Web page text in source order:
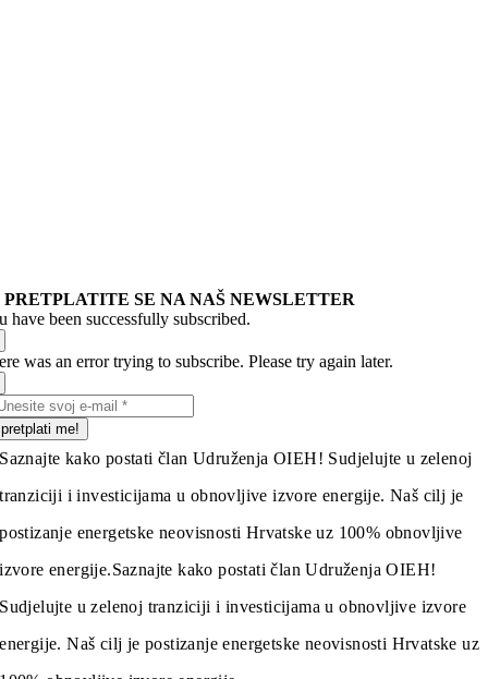
PRETPLATITE SE NA NAŠ NEWSLETTER
have been successfully subscribed.
was an error trying to subscribe. Please try again later.
pretplati me!
Saznajte kako postati član Udruženja OIEH! Sudjelujte u zelenoj
tranziciji i investicijama u obnovljive izvore energije. Naš cilj je
postizanje energetske neovisnosti Hrvatske uz 100% obnovljive
izvore energije.Saznajte kako postati član Udruženja OIEH!
Sudjelujte u zelenoj tranziciji i investicijama u obnovljive izvore
energije. Naš cilj je postizanje energetske neovisnosti Hrvatske uz